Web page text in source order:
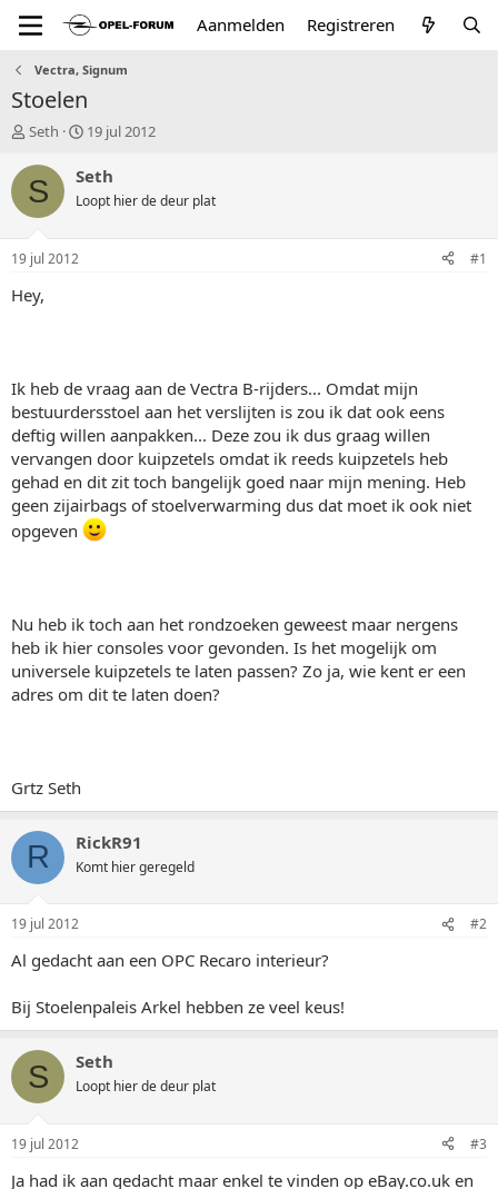
Aanmelden Registreren
Vectra, Signum
Stoelen
T
p
i
t
a
r
t
Seth
S
a
t
19 jul 2012
S Seth
Loopt hier de deur plat
19 jul 2012 #1
Hey,
Ik heb de vraag aan de Vectra B-rijders... Omdat mijn
bestuurdersstoel aan het verslijten is zou ik dat ook eens
deftig willen aanpakken... Deze zou ik dus graag willen
vervangen door kuipzetels omdat ik reeds kuipzetels heb
gehad en dit zit toch bangelijk goed naar mijn mening. Heb
geen zijairbags of stoelverwarming dus dat moet ik ook niet
opgeven
Nu heb ik toch aan het rondzoeken geweest maar nergens
heb ik hier consoles voor gevonden. Is het mogelijk om
universele kuipzetels te laten passen? Zo ja, wie kent er een
adres om dit te laten doen?
Grtz Seth
R RickR91
Komt hier geregeld
19 jul 2012 #2
Al gedacht aan een OPC Recaro interieur?
Bij Stoelenpaleis Arkel hebben ze veel keus!
S Seth
Loopt hier de deur plat
19 jul 2012 #3
Ja had ik aan gedacht maar enkel te vinden op eBay.co.uk en